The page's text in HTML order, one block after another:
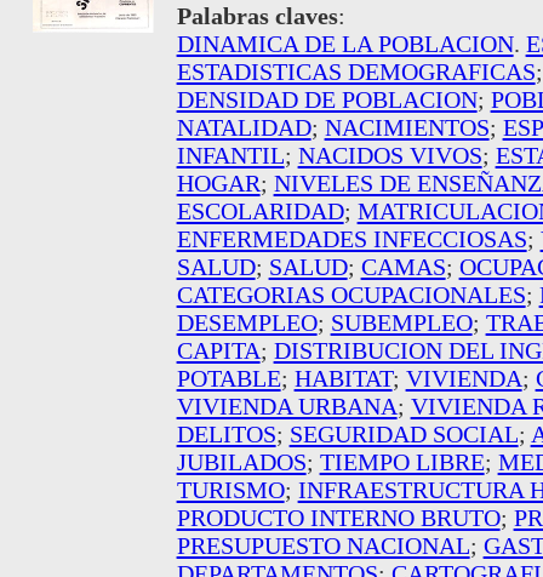
Palabras claves:
DINAMICA DE LA POBLACION.
ESTADISTICAS DEMOGRAFICAS
DENSIDAD DE POBLACION;
NATALIDAD; NACIMIENTOS;
INFANTIL; NACIDOS VIVOS;
HOGAR; NIVELES DE
ESCOLARIDAD;
ENFERMEDADES INFECCIOSAS;
SALUD; SALUD; CAMAS;
CATEGORIAS OCUPACIONALES;
DESEMPLEO; SUBEMPLEO;
CAPITA; DISTRIBUCION DEL
POTABLE; HABITAT; VIVIENDA;
VIVIENDA URBANA; VIVIENDA
DELITOS; SEGURIDAD SOCIAL;
JUBILADOS; TIEMPO LIBRE;
TURISMO; INFRAESTRUCTURA
PRODUCTO INTERNO BRUTO;
PRESUPUESTO NACIONAL;